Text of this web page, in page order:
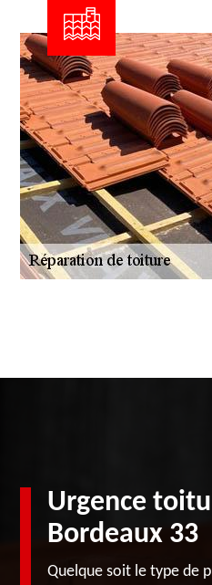
Urgence
Bordeaux 33
Quelque soit le type de